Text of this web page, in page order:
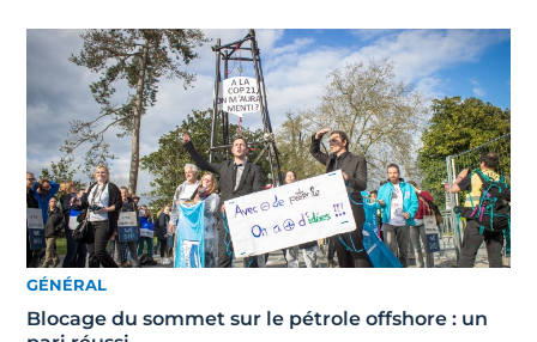
GÉNÉRAL
Blocage du sommet sur le pétrole offshore : un